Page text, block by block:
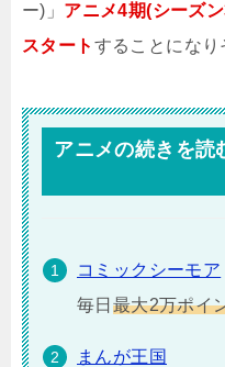
ー)」 アニメ4期(シーズ
スタート することになり
アニメの続きを読
コミックシーモア
毎日 最大2万ポイ
まんが王国